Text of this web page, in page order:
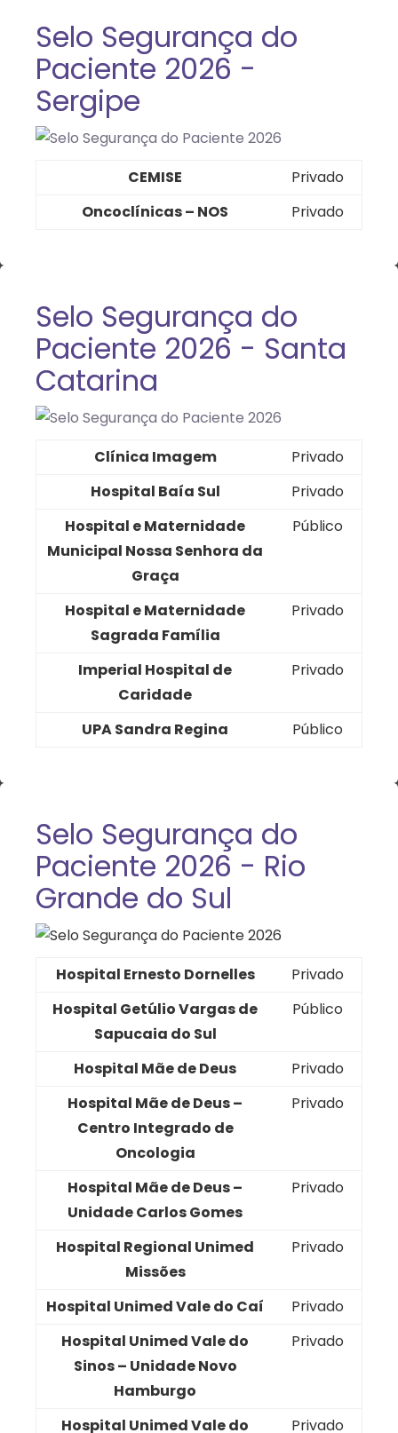
Selo Segurança do
Paciente 2026 -
Sergipe
CEMISE
Privado
Oncoclínicas – NOS
Privado
Selo Segurança do
Paciente 2026 - Santa
Catarina
Clínica Imagem
Privado
Hospital Baía Sul
Privado
Hospital e Maternidade
Municipal Nossa Senhora da
Graça
Público
Hospital e Maternidade
Sagrada Família
Privado
Imperial Hospital de
Caridade
Privado
UPA Sandra Regina Público
Selo Segurança do
Paciente 2026 - Rio
Grande do Sul
Hospital Ernesto Dornelles
Privado
Hospital Getúlio Vargas de
Sapucaia do Sul
Público
Hospital Mãe de Deus
Privado
Hospital Mãe de Deus –
Centro Integrado de
Oncologia
Privado
Hospital Mãe de Deus –
Unidade Carlos Gomes
Privado
Hospital Regional Unimed
Missões
Privado
Hospital Unimed Vale do Caí
Privado
Hospital Unimed Vale do
Sinos – Unidade Novo
Hamburgo
Privado
Hospital Unimed Vale do Privado